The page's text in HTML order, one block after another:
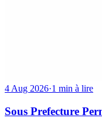
4 Aug 2026·1 min à lire
Sous Prefecture